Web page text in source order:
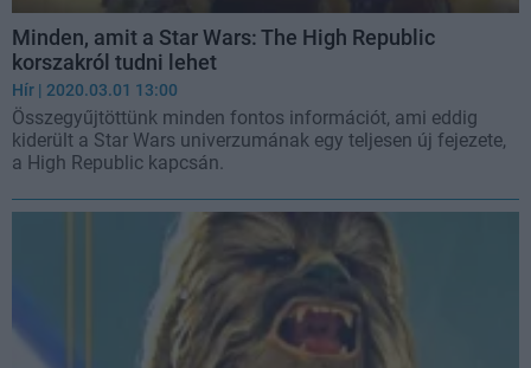
Minden, amit a Star Wars: The High Republic
korszakról tudni lehet
Hír | 2020.03.01 13:00
Összegyűjtöttünk minden fontos információt, ami eddig
kiderült a Star Wars univerzumának egy teljesen új fejezete,
a High Republic kapcsán.